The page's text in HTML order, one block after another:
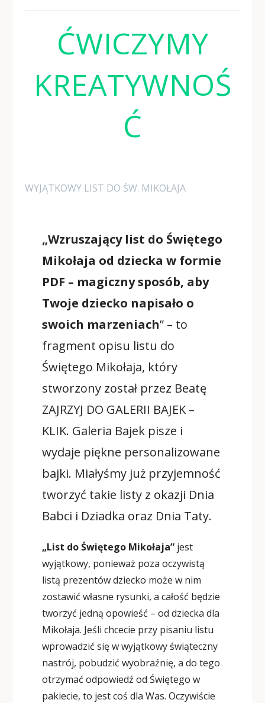
ĆWICZYMY
KREATYWNOŚ
Ć
WYJĄTKOWY LIST DO ŚW. MIKOŁAJA
„Wzruszający list do Świętego
Mikołaja od dziecka w formie
PDF – magiczny sposób, aby
Twoje dziecko napisało o
swoich marzeniach” – to
fragment opisu listu do
Świętego Mikołaja, który
stworzony został przez Beatę
ZAJRZYJ DO GALERII BAJEK –
KLIK. Galeria Bajek pisze i
wydaje piękne personalizowane
bajki. Miałyśmy już przyjemność
tworzyć takie listy z okazji Dnia
Babci i Dziadka oraz Dnia Taty.
„List do Świętego Mikołaja” jest
wyjątkowy, ponieważ poza oczywistą
listą prezentów dziecko może w nim
zostawić własne rysunki, a całość będzie
tworzyć jedną opowieść – od dziecka dla
Mikołaja. Jeśli chcecie przy pisaniu listu
wprowadzić się w wyjątkowy świąteczny
nastrój, pobudzić wyobraźnię, a do tego
otrzymać odpowiedź od Świętego w
pakiecie, to jest coś dla Was. Oczywiście